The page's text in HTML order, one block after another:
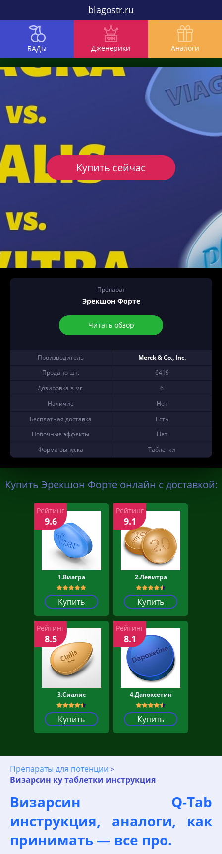
blagostr.ru
БАДы Дженерики Аналоги
Препарат
Эрекшон Форте
Читать обзор
Производитель
Merck & Co., Inc.
Продано шт.
6419
Дозировка в мг.
6
Наличие
Нет
Бесплатная доставка
Есть
Побочные эффекты
Нет
Форма выпуска
Таблетки
Купить сейчас
Купить Эрекшон Форте онлайн с доставкой:
1.Виагра
Купить
Рейтинг
9.6
2.Левитра
Купить
Рейтинг
9.1
3.Сиалис
Купить
Рейтинг
8.5
4.Дапоксетин
Купить
Рейтинг
8.1
Препараты для потенции
Визарсин ку таблетки инструкция
Визарсин Q-Tab
инструкция, аналоги, как
принимать — все про.